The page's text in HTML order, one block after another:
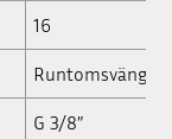
16
G 3/8”